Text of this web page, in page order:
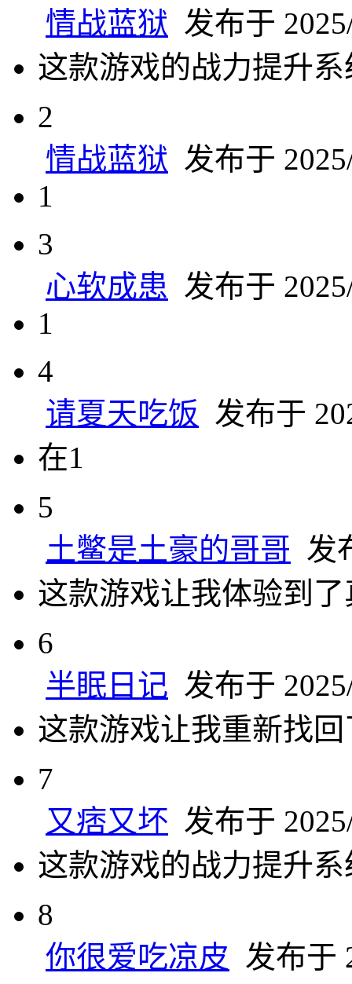
情战蓝狱 发布于
这款游戏的战力提升
2
情战蓝狱 发布于
1
3
心软成患 发布于
1
4
请夏天吃饭 发布于
在1
5
土鳖是土豪的哥哥 发
这款游戏让我体验到
6
半眠日记 发布于
这款游戏让我重新找
7
又痞又坏 发布于
这款游戏的战力提升
8
你很爱吃凉皮 发布于